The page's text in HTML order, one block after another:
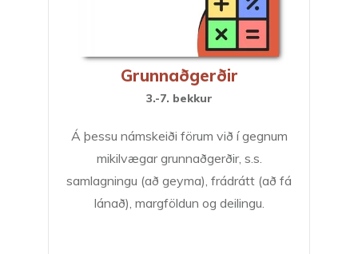
Grunnaðgerðir
3.-7. bekkur
Á þessu námskeiði förum við í gegnum
mikilvægar grunnaðgerðir, s.s.
samlagningu (að geyma), frádrátt (að fá
lánað), margföldun og deilingu.